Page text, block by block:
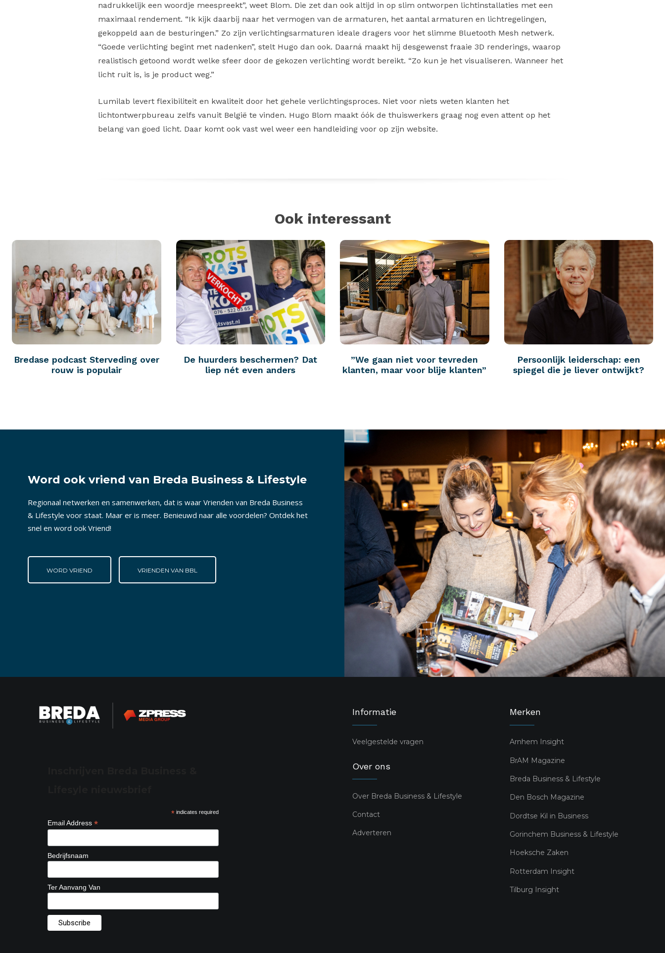
nadrukkelijk een woordje meespreekt”, weet Blom. Die zet dan ook altijd in op slim ontworpen lichtinstallaties met een
maximaal rendement. “Ik kijk daarbij naar het vermogen van de armaturen, het aantal armaturen en lichtregelingen,
gekoppeld aan de besturingen.” Zo zijn verlichtingsarmaturen ideale dragers voor het slimme Bluetooth Mesh netwerk.
“Goede verlichting begint met nadenken”, stelt Hugo dan ook. Daarná maakt hij desgewenst fraaie 3D renderings, waarop
realistisch getoond wordt welke sfeer door de gekozen verlichting wordt bereikt. “Zo kun je het visualiseren. Wanneer het
licht ruit is, is je product weg.”
Lumilab levert flexibiliteit en kwaliteit door het gehele verlichtingsproces. Niet voor niets weten klanten het
lichtontwerpbureau zelfs vanuit België te vinden. Hugo Blom maakt óók de thuiswerkers graag nog even attent op het
belang van goed licht. Daar komt ook vast wel weer een handleiding voor op zijn website.
Ook interessant
Bredase podcast Sterveding over
rouw is populair
De huurders beschermen? Dat
liep nét even anders
”We gaan niet voor tevreden
klanten, maar voor blije klanten”
Persoonlijk leiderschap: een
spiegel die je liever ontwijkt?
Word ook vriend van Breda Business & Lifestyle
Regionaal netwerken en samenwerken, dat is waar Vrienden van Breda Business
& Lifestyle voor staat. Maar er is meer. Benieuwd naar alle voordelen? Ontdek het
snel en word ook Vriend!
WORD VRIEND VRIENDEN VAN BBL
*indicates required
Email Address *
Bedrijfsnaam
Ter Aanvang Van
Informatie
Veelgestelde vragen
Over ons
Over Breda Business & Lifestyle
Contact
Adverteren
Merken
Arnhem Insight
BrAM Magazine
Breda Business & Lifestyle
Den Bosch Magazine
Dordtse Kil in Business
Gorinchem Business & Lifestyle
Hoeksche Zaken
Rotterdam Insight
Tilburg Insight